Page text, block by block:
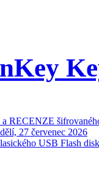
RECENZE
27 červenec 2026
USB Flash